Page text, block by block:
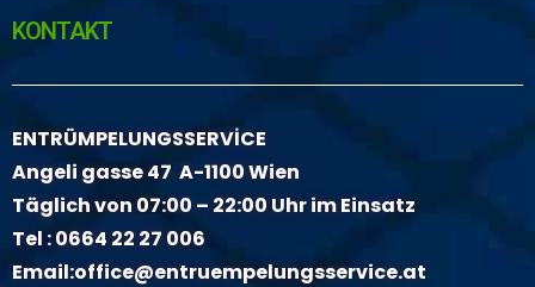
KONTAKT
ENTRÜMPELUNGSSERVİCE
Angeli gasse 47 A-1100 Wien
Täglich von 07:00 – 22:00 Uhr im Einsatz
Tel :0664 22 27 006
Email:office@entruempelungsservice.at